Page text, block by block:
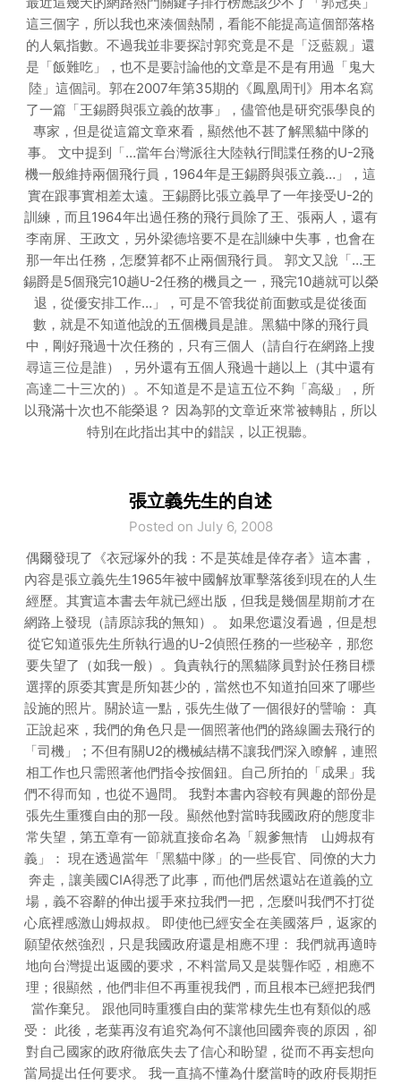
這三個字，所以我也來湊個熱鬧，看能不能提高這個部落格
的人氣指數。不過我並非要探討郭究竟是不是「泛藍親」還
是「飯難吃」，也不是要討論他的文章是不是有用過「鬼大
陸」這個詞。郭在2007年第35期的《鳳凰周刊》用本名寫
了一篇「王錫爵與張立義的故事」，儘管他是研究張學良的
專家，但是從這篇文章來看，顯然他不甚了解黑貓中隊的
事。 文中提到「…當年台灣派往大陸執行間諜任務的U-2飛
機一般維持兩個飛行員，1964年是王錫爵與張立義…」，這
實在跟事實相差太遠。王錫爵比張立義早了一年接受U-2的
訓練，而且1964年出過任務的飛行員除了王、張兩人，還有
李南屏、王政文，另外梁德培要不是在訓練中失事，也會在
那一年出任務，怎麼算都不止兩個飛行員。 郭文又說「…王
錫爵是5個飛完10趟U-2任務的機員之一，飛完10趟就可以榮
退，從優安排工作…」，可是不管我從前面數或是從後面
數，就是不知道他說的五個機員是誰。黑貓中隊的飛行員
中，剛好飛過十次任務的，只有三個人（請自行在網路上搜
尋這三位是誰），另外還有五個人飛過十趟以上（其中還有
高達二十三次的）。不知道是不是這五位不夠「高級」，所
以飛滿十次也不能榮退？ 因為郭的文章近來常被轉貼，所以
特別在此指出其中的錯誤，以正視聽。
張立義先生的自述
Posted on July 6, 2008
偶爾發現了《衣冠塚外的我：不是英雄是倖存者》這本書，
內容是張立義先生1965年被中國解放軍擊落後到現在的人生
經歷。其實這本書去年就已經出版，但我是幾個星期前才在
網路上發現（請原諒我的無知）。 如果您還沒看過，但是想
從它知道張先生所執行過的U-2偵照任務的一些秘辛，那您
要失望了（如我一般）。負責執行的黑貓隊員對於任務目標
選擇的原委其實是所知甚少的，當然也不知道拍回來了哪些
設施的照片。關於這一點，張先生做了一個很好的譬喻： 真
正說起來，我們的角色只是一個照著他們的路線圖去飛行的
「司機」；不但有關U2的機械結構不讓我們深入瞭解，連照
相工作也只需照著他們指令按個鈕。自己所拍的「成果」我
們不得而知，也從不過問。 我對本書內容較有興趣的部份是
張先生重獲自由的那一段。顯然他對當時我國政府的態度非
常失望，第五章有一節就直接命名為「親爹無情 山姆叔有
義」： 現在透過當年「黑貓中隊」的一些長官、同僚的大力
奔走，讓美國CIA得悉了此事，而他們居然還站在道義的立
場，義不容辭的伸出援手來拉我們一把，怎麼叫我們不打從
心底裡感激山姆叔叔。 即使他已經安全在美國落戶，返家的
願望依然強烈，只是我國政府還是相應不理： 我們就再適時
地向台灣提出返國的要求，不料當局又是裝聾作啞，相應不
理；很顯然，他們非但不再重視我們，而且根本已經把我們
當作棄兒。 跟他同時重獲自由的葉常棣先生也有類似的感
受： 此後，老葉再沒有追究為何不讓他回國奔喪的原因，卻
對自己國家的政府徹底失去了信心和盼望，從而不再妄想向
當局提出任何要求。 我一直搞不懂為什麼當時的政府長期拒